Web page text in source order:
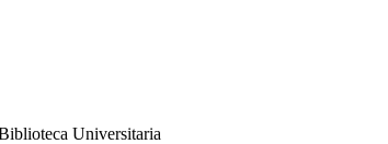
Universitaria